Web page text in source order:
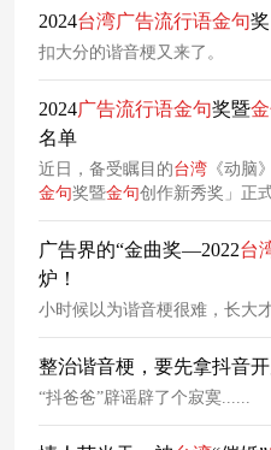
2024台湾广告流行语金句
扣大分的谐音梗又来了。
2024广告流行语金句奖暨金
名单
近日，备受瞩目的台湾 《动脑
金句奖暨金句创作新秀奖」正
上，本次比赛分为「十大广告
「十大影片文案奖」三个奖项
时，「
金 创作比
金
句
的展示机会，也为广告界注入
广告界的“金曲奖—2022台
炉！
小时候以为谐音梗很难，长大
整治谐音梗，要先拿抖音开
“抖爸爸”辟谣辟了个寂寞......